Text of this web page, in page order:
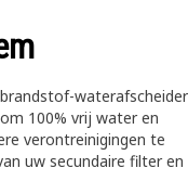
waterafscheider
100% vrij water en
verontreinigingen te
uw secundaire filter en